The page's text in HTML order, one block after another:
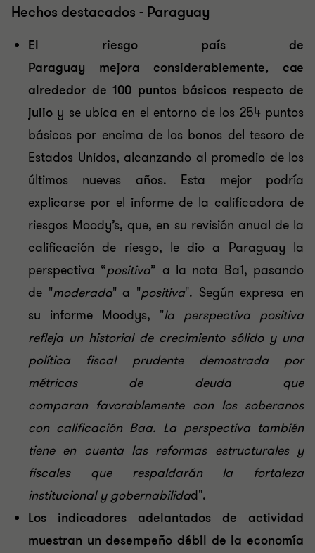
Hechos destacados - Paraguay
El riesgo país de
Paraguay mejora considerablemente, cae
alrededor de 100 puntos básicos respecto de
julio y se ubica en el entorno de los 254 puntos
básicos por encima de los bonos del tesoro de
Estados Unidos, alcanzando al promedio de los
últimos nueves años. Esta mejor podría
explicarse por el informe de la calificadora de
riesgos Moody’s, que, en su revisión anual de la
calificación de riesgo, le dio a Paraguay la
perspectiva “positiva” a la nota Ba1, pasando
de "moderada" a "positiva". Según expresa en
su informe Moodys, "la perspectiva positiva
refleja un historial de crecimiento sólido y una
política fiscal prudente demostrada por
métricas de deuda que
comparan favorablemente con los soberanos
con calificación Baa. La perspectiva también
tiene en cuenta las reformas estructurales y
fiscales que respaldarán la fortaleza
institucional y gobernabilidad".
Los indicadores adelantados de actividad
muestran un desempeño débil de la economía